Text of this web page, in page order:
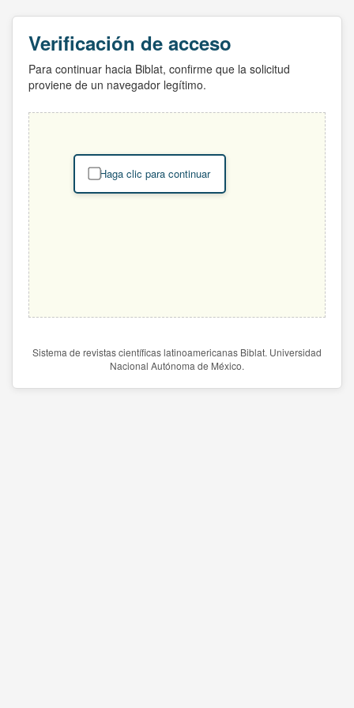
Verificación de acceso
Para continuar hacia Biblat, confirme que la solicitud
proviene de un navegador legítimo.
Haga clic para continuar
Sistema de revistas científicas latinoamericanas Biblat. Universidad
Nacional Autónoma de México.